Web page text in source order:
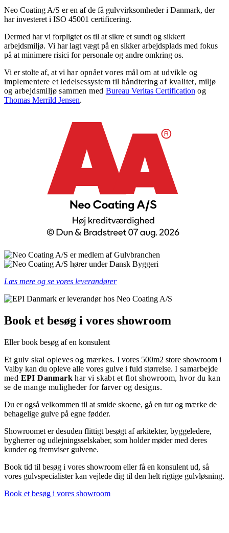
Neo Coating A/S er en af de få gulvvirksomheder i Danmark, der
har investeret i ISO 45001 certificering.
Dermed har vi forpligtet os til at sikre et sundt og sikkert
arbejdsmiljø. Vi har lagt vægt på en sikker arbejdsplads med fokus
på at minimere risici for personale og andre omkring os.
Vi er stolte af, at vi har opnået vores mål om at udvikle og
implementere et ledelsessystem til håndtering af kvalitet, miljø
og arbejdsmiljøsammen med Bureau Veritas Certification og
Thomas Merrild Jensen.
Læs mere og se vores leverandører
Book et besøg i vores showroom
Eller book besøg af en konsulent
Et gulv skal opleves og mærkes. I vores 500m2 store showroom i
Valby kan du opleve alle vores gulve i fuld størrelse. I samarbejde
med EPI Danmark har vi skabt et flot showroom, hvor du kan
se de mange muligheder for farver og designs.
Du er også velkommen til at smide skoene, gå en tur og mærke de
behagelige gulve på egne fødder.
Showroomet er desuden flittigt besøgt af arkitekter, byggeledere,
bygherrer og udlejningsselskaber, som holder møder med deres
kunder og fremviser gulvene.
Book tid til besøg i vores showroom eller få en konsulent ud, så
vores gulvspecialister kan vejlede dig til den helt rigtige gulvløsning.
Book et besøg i vores showroom